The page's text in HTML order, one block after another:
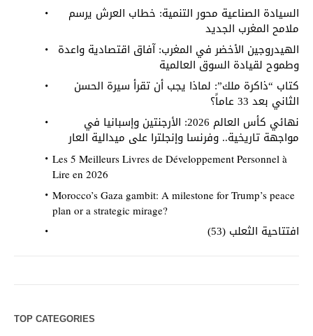
السيادة الصناعية محور التنمية: خطاب العرش يرسم
ملامح المغرب الجديد
الهيدروجين الأخضر في المغرب: آفاق اقتصادية واعدة
وطموح لقيادة السوق العالمية
كتاب “ذاكرة ملك”: لماذا يجب أن تقرأ سيرة الحسن
الثاني بعد 33 عاماً؟
نهائي كأس العالم 2026: الأرجنتين وإسبانيا في
مواجهة تاريخية.. وفرنسا وإنجلترا على ميدالية العار
Les 5 Meilleurs Livres de Développement Personnel à
Lire en 2026
Morocco’s Gaza gambit: A milestone for Trump’s peace
plan or a strategic mirage?
افتتاحية الثعلب (53)
TOP CATEGORIES